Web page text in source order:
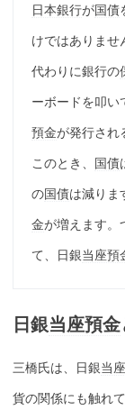
日本銀行が国債
けではありませ
代わりに銀行の
ーボードを叩い
預金が発行され
このとき、 国債
の国債は減りま
金が増えます。
て、日銀当座預
日銀当座預金
三橋氏は、日銀当
貨の関係にも触れて